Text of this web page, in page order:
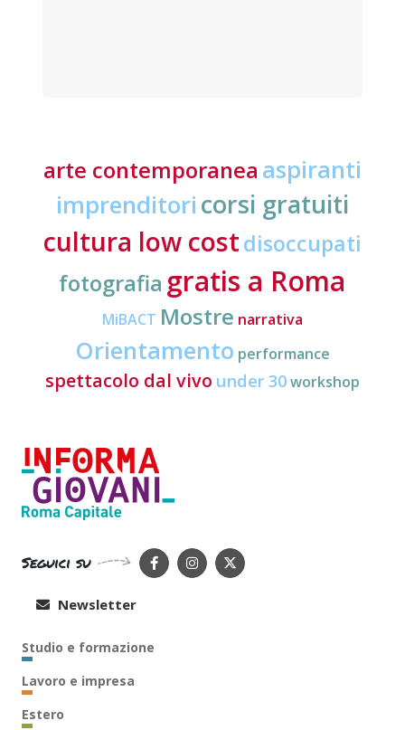
arte contemporanea aspiranti
imprenditori corsi gratuiti
cultura low costdisoccupati
fotografia gratis a Roma
MiBACT Mostre narrativa
Orientamento performance
spettacolo dal vivo under 30workshop
Seguici su
Newsletter
Studio e formazione
Lavoro e impresa
Estero